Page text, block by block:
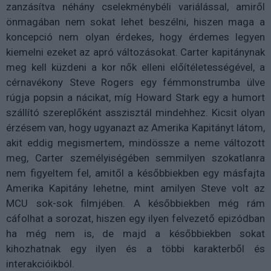
zanzásítva néhány cselekménybéli variálással, amiről
önmagában nem sokat lehet beszélni, hiszen maga a
koncepció nem olyan érdekes, hogy érdemes legyen
kiemelni ezeket az apró változásokat. Carter kapitánynak
meg kell küzdeni a kor nők elleni előítéletességével, a
cérnavékony Steve Rogers egy fémmonstrumba ülve
rúgja popsin a nácikat, míg Howard Stark egy a humort
szállító szereplőként asszisztál mindehhez. Kicsit olyan
érzésem van, hogy ugyanazt az Amerika Kapitányt látom,
akit eddig megismertem, mindössze a neme változott
meg, Carter személyiségében semmilyen szokatlanra
nem figyeltem fel, amitől a későbbiekben egy másfajta
Amerika Kapitány lehetne, mint amilyen Steve volt az
MCU sok-sok filmjében. A későbbiekben még rám
cáfolhat a sorozat, hiszen egy ilyen felvezető epizódban
ha még nem is, de majd a későbbiekben sokat
kihozhatnak egy ilyen és a többi karakterből és
interakcióikból.